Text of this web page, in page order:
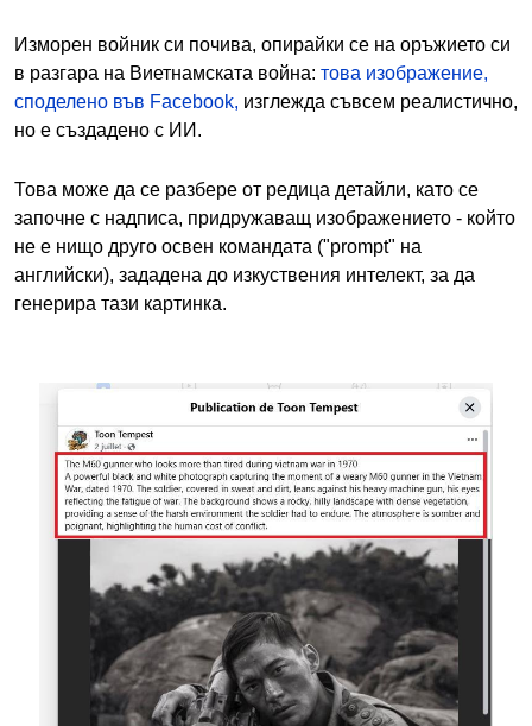
Изморен войник си почива, опирайки се на оръжието си
в разгара на Виетнамската война: това изображение,
споделено във Facebook, изглежда съвсем реалистично,
но е създадено с ИИ.
Това може да се разбере от редица детайли, като се
започне с надписа, придружаващ изображението - който
не е нищо друго освен командата ("prompt" на
английски), зададена до изкуствения интелект, за да
генерира тази картинка.